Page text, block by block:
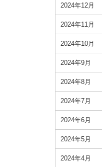
2024年12月
2024年11月
2024年10月
2024年9月
2024年8月
2024年7月
2024年6月
2024年5月
2024年4月